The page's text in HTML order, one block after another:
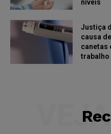
níveis
Justiça
causa
canetas
trabalho